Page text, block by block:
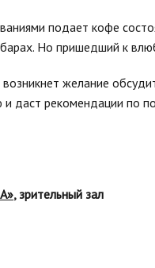
подает кофе
Но пришедший к
желание
даст рекомендации по
, зрительный зал